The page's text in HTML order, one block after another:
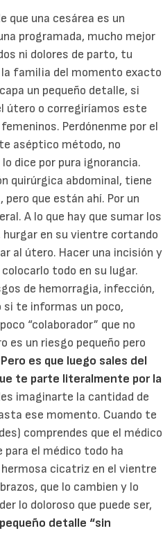
que una cesárea es un
programada, mucho mejor
ni dolores de parto, tu
familia del momento exacto
un pequeño detalle, si
útero o corregiríamos este
Perdónenme por el
aséptico método, no
dice por pura ignorancia.
quirúrgica abdominal, tiene
que están ahí. Por un
A lo que hay que sumar los
hurgar en su vientre cortando
al útero. Hacer una incisión y
todo en su lugar.
de hemorragia, infección,
te informas un poco,
“colaborador” que no
es un riesgo pequeño pero
Pero es que luego sales del
te parte literalmente por la
imaginarte la cantidad de
ese momento. Cuando te
comprendes que el médico
para el médico todo ha
cicatriz en el vientre
que lo cambien y lo
lo doloroso que puede ser,
detalle “sin